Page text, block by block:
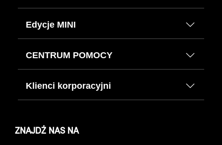
Edycje MINI
CENTRUM POMOCY
Klienci korporacyjni
ZNAJDŹ NAS NA